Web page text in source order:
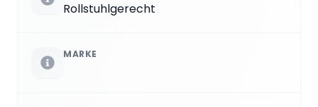
Rollstuhlgerecht
MARKE